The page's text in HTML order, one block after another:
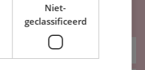
inspiratie,
Niet-
geclassificeerd